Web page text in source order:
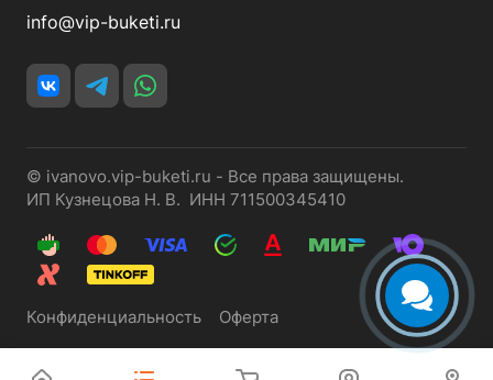
info@vip-buketi.ru
© ivanovo.vip-buketi.ru - Все права защищены.
ИП Кузнецова Н. В. ИНН 711500345410
Конфиденциальность Оферта